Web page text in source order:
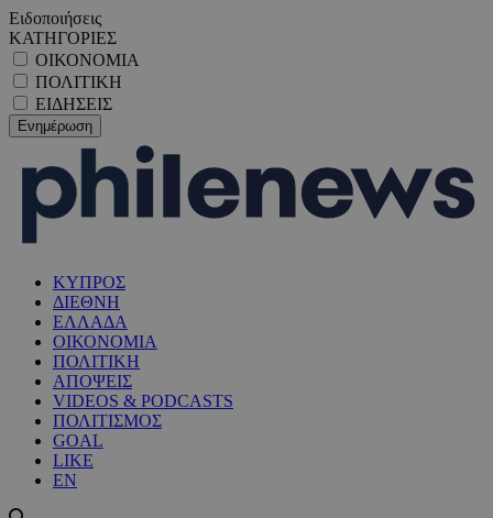
Ειδοποιήσεις
ΚΑΤΗΓΟΡΙΕΣ
ΟΙΚΟΝΟΜΙΑ
ΠΟΛΙΤΙΚΗ
ΕΙΔΗΣΕΙΣ
ΚΥΠΡΟΣ
ΔΙΕΘΝΗ
ΕΛΛΑΔΑ
ΟΙΚΟΝΟΜΙΑ
ΠΟΛΙΤΙΚΗ
ΑΠΟΨΕΙΣ
VIDEOS & PODCASTS
ΠΟΛΙΤΙΣΜΟΣ
GOAL
LIKE
EN